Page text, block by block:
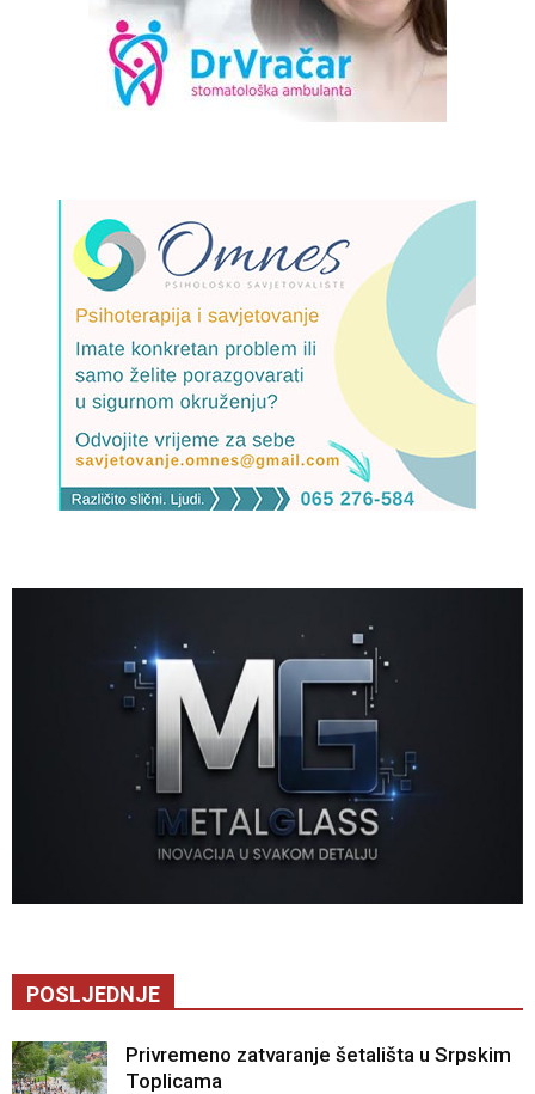
POSLJEDNJE
Privremeno zatvaranje šetališta u Srpskim
Toplicama